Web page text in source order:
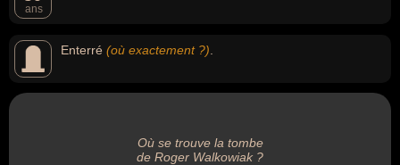
ans
Enterré (où exactement ?)
Où se trouve la tombe
de Roger Walkowiak ?